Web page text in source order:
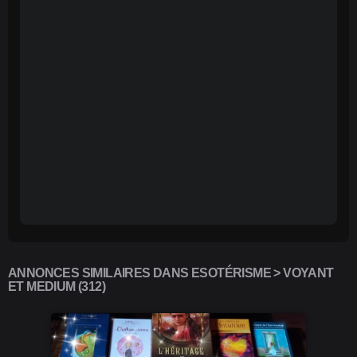
ANNONCES SIMILAIRES DANS ESOTÉRISME > VOYANT
ET MEDIUM (312)